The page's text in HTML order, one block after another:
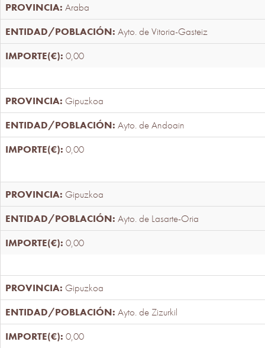
Araba
Ayto. de Vitoria-Gasteiz
0,00
Gipuzkoa
Ayto. de Andoain
0,00
Gipuzkoa
Ayto. de Lasarte-Oria
0,00
Gipuzkoa
Ayto. de Zizurkil
0,00